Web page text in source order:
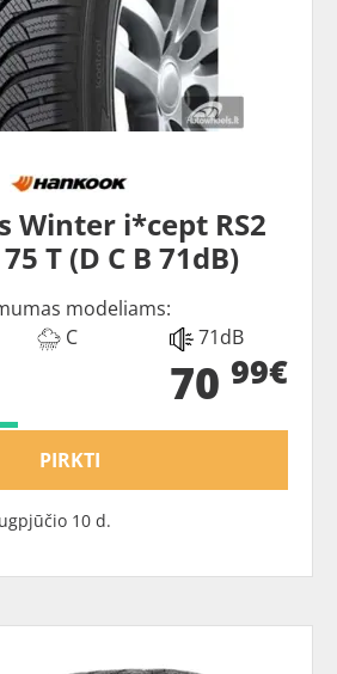
Winter i*cept RS2
T (D C B 71dB)
modeliams:
C 71dB
70 99€
PIRKTI
10 d.